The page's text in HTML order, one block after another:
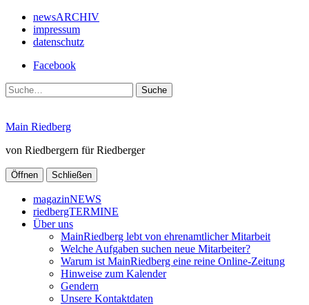
newsARCHIV
impressum
datenschutz
Facebook
Suche
Main Riedberg
von Riedbergern für Riedberger
Öffnen Schließen
magazinNEWS
riedbergTERMINE
Über uns
MainRiedberg lebt von ehrenamtlicher Mitarbeit
Welche Aufgaben suchen neue Mitarbeiter?
Warum ist MainRiedberg eine reine Online-Zeitung
Hinweise zum Kalender
Gendern
Unsere Kontaktdaten